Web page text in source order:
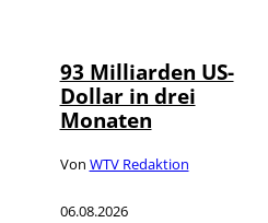
93 Milliarden US-
Dollar in drei
Monaten
Von WTV Redaktion
06.08.2026